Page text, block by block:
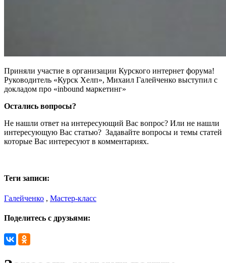
Приняли участие в организации Курского интернет форума!
Руководитель «Курск Хелп», Михаил Галейченко выступил с
докладом про «inbound маркетинг»
Остались вопросы?
Не нашли ответ на интересующий Вас вопрос? Или не нашли
интересующую Вас статью? Задавайте вопросы и темы статей
которые Вас интересуют в комментариях.
Теги записи:
Галейченко , Мастер-класс
Поделитесь с друзьями: